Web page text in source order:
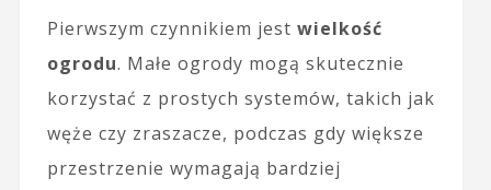
Pierwszym czynnikiem jest wielkość
ogrodu. Małe ogrody mogą skutecznie
korzystać z prostych systemów, takich jak
węże czy zraszacze, podczas gdy większe
przestrzenie wymagają bardziej